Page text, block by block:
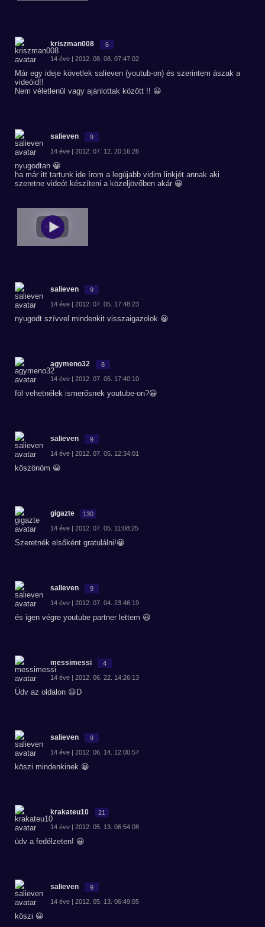
kriszman008 6
14 éve | 2012. 08. 08. 07:47:02
Már egy ideje követlek salieven (youtub-on) és szerintem ászak a
videóid!!
Nem véletlenül vagy ajánlottak között !! 😀
salieven 9
14 éve | 2012. 07. 12. 20:16:26
nyugodtan 😀
ha már itt tartunk ide írom a legújabb vidim linkjét annak aki
szeretne videót készíteni a közeljövőben akár 😀
salieven 9
14 éve | 2012. 07. 05. 17:48:23
nyugodt szívvel mindenkit visszaigazolok 😀
agymeno32 8
14 éve | 2012. 07. 05. 17:40:10
föl vehetnélek ismerősnek youtube-on?😀
salieven 9
14 éve | 2012. 07. 05. 12:34:01
köszönöm 😀
gigazte 130
14 éve | 2012. 07. 05. 11:08:25
Szeretnék elsőként gratulálni!😀
salieven 9
14 éve | 2012. 07. 04. 23:46:19
és igen végre youtube partner lettem 😃
messimessi 4
14 éve | 2012. 06. 22. 14:26:13
Üdv az oldalon 😃D
salieven 9
14 éve | 2012. 06. 14. 12:00:57
köszi mindenkinek 😀
krakateu10 21
14 éve | 2012. 05. 13. 06:54:08
üdv a fedélzeten! 😀
salieven 9
14 éve | 2012. 05. 13. 06:49:05
köszi 😀